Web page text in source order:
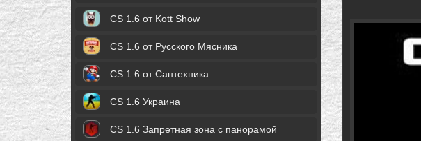
CS 1.6 от Kott Show
CS 1.6 от Русского Мясника
CS 1.6 от Сантехника
CS 1.6 Украина
CS 1.6 Запретная зона с панорамой